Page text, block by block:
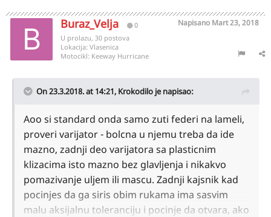
Buraz_Velja 0 Napisano Mart 23, 2018
U prolazu, 30 postova
Lokacija: Vlasenica
Motocikl: Keeway Hurricane
On 23.3.2018. at 14:21, Krokodilo je napisao:
Aoo si standard onda samo zuti federi na lameli,
proveri varijator - bolcna u njemu treba da ide
mazno, zadnji deo varijatora sa plasticnim
klizacima isto mazno bez glavljenja i nikakvo
pomazivanje uljem ili mascu. Zadnji kajsnik kad
pocinjes da ga siris obim rukama ima sasvim
malu aksijalnu toleranciju i pocinje da otvara, ako